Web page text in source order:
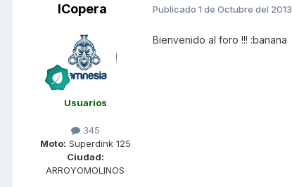
ICopera
Usuarios
345
Moto: Superdink 125
Ciudad:
ARROYOMOLINOS
Publicado 1 de Octubre del 2013
Bienvenido al foro !!! :banana